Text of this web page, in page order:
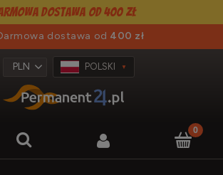
dostawa od 400 zł
dostawa od 400 zł
POLSKI